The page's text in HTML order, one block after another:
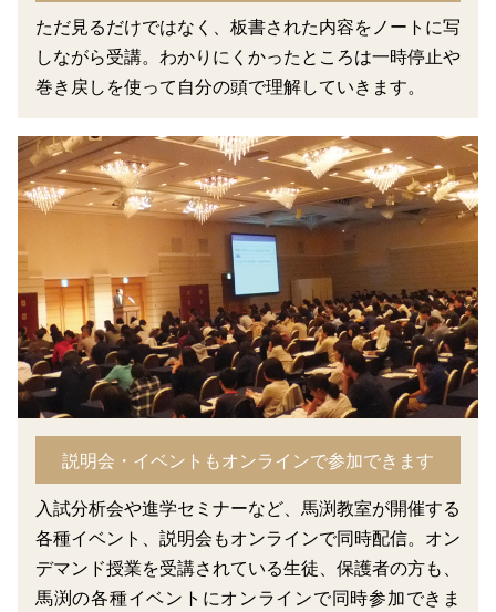
ただ見るだけではなく、板書された内容をノートに写
しながら受講。わかりにくかったところは一時停止や
巻き戻しを使って自分の頭で理解していきます。
説明会・イベントもオンラインで参加できます
入試分析会や進学セミナーなど、馬渕教室が開催する
各種イベント、説明会もオンラインで同時配信。オン
デマンド授業を受講されている生徒、保護者の方も、
馬渕の各種イベントにオンラインで同時参加できま